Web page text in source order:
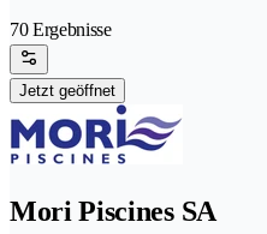
70 Ergebnisse
Jetzt geöffnet
Mori Piscines SA